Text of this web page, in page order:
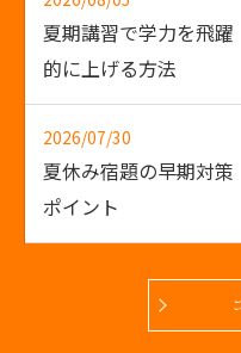
夏期講習で学力を飛躍
的に上げる方法
2026/07/30
夏休み宿題の早期対策
ポイント